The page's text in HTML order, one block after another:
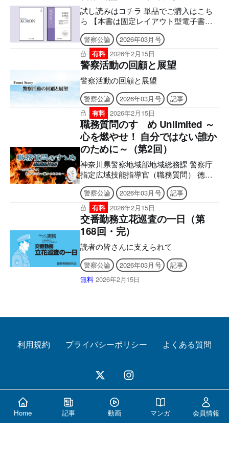
試し読みはコチラ 単品でご購入はこち
ら 【本書は固定レイアウト型電子書籍
のため、7インチ以上の端末でのご利用
を推奨しております。文字のハイライ
ト・検索・辞書・コピー・引用・音声読
み上げなどの機能はご利用いただけませ
ん。ご購入前に、無料サンプル等をお使
いの端末でご確認のうえ、ご購入くださ
い。】 ■電子版のシリアルナンバーの発
行について アプリへの問題のダウンロ
ードには購読者特典のシリアルナンバー
が必要になります。 ご購入後、誌面に
記載の案内をご確認の上、シリアルナン
バー発行のご申請をお願いいたします。
後日、立花書房よりメールでお送りいた
します。 ［シリアルナンバー有効期
限］ アプリ「KEISATSU KORON
PASSPORT」2027年2月9日 まで 警察公
論電子版「KEISATSU KORON図書館」
2026年3月24日 まで ■2026年3月号電子
版の付録について 電子版後半に付録の
誌面を収録しており現物は付属いたしま
せんので、あらかじめご了承ください。
【目次】 アプリとWEBサイトの使い方
警察活動の回顧
警察公論
2026年03月号
有料 2026年2月15日
警察活動の回顧と展望
警察活動の回顧と展望
警察公論 2026年03月号
記事
有料 2026年2月15日
職務質問のすゝめ Unlimited ～
心を燃やせ！ 自分ではない誰か
のために～（第2回）
神奈川県警察地域部地域総務課 警察庁
指定広域技能指導官（職務質問） 德永
とくなが 裕之ひろゆき 心を燃やす職務
質問の基本 パワード・スーツ 本誌を
愛読されている方の中には、警察官とし
て初めて制服に袖を通してから久しい方
もいらっしゃるのではないでしょうか。
私も遠い昔、警察学校で制服を着たとき
の感動は忘れていません。残念ながら、
警察官を辞した今は、制服を着ることは
できませんが、皆さんはどうですか。当
たり前ですが、制服も着慣れてしまう
このまま着ようかな？」と言ったところ
った感のある制服ですが、街中で一般の
人が見掛ければ、「あっ、警察官だ。何
トロールしているのか……」などと思う
ものです。誰が見ても、警察官であるこ
とが一目瞭然ですよね。実は、この制服
こそが「パワード・スーツ」なのです。
今日は天気も良く、絶好のドライブ日
和。休日なので、気の合う友達と、景色
警察公論 2026年03月号
記事
有料 2026年2月15日
交番勤務立花巡査の一日（第
168回・完）
読者の皆さんに支えられて
警察公論 2026年03月号
記事
無料 2026年2月15日
Home 記事 動画 マンガ 会員情報
利用規約 プライバシーポリシー よくある質問
© 2026 警察公論オンライン All Rights Reserved.